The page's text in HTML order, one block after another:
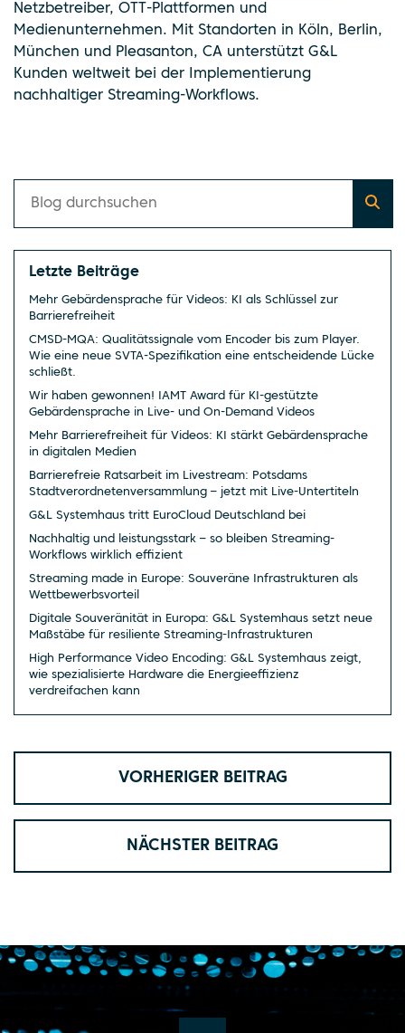
Netzbetreiber, OTT-Plattformen und
Medienunternehmen. Mit Standorten in Köln, Berlin,
München und Pleasanton, CA unterstützt G&L
Kunden weltweit bei der Implementierung
nachhaltiger Streaming-Workflows.
Letzte Beiträge
Mehr Gebärdensprache für Videos: KI als Schlüssel zur
Barrierefreiheit
CMSD-MQA: Qualitätssignale vom Encoder bis zum Player.
Wie eine neue SVTA-Spezifikation eine entscheidende Lücke
schließt.
Wir haben gewonnen! IAMT Award für KI-gestützte
Gebärdensprache in Live- und On-Demand Videos
Mehr Barrierefreiheit für Videos: KI stärkt Gebärdensprache
in digitalen Medien
Barrierefreie Ratsarbeit im Livestream: Potsdams
Stadtverordnetenversammlung – jetzt mit Live-Untertiteln
G&L Systemhaus tritt EuroCloud Deutschland bei
Nachhaltig und leistungsstark – so bleiben Streaming-
Workflows wirklich effizient
Streaming made in Europe: Souveräne Infrastrukturen als
Wettbewerbsvorteil
Digitale Souveränität in Europa: G&L Systemhaus setzt neue
Maßstäbe für resiliente Streaming-Infrastrukturen
High Performance Video Encoding: G&L Systemhaus zeigt,
wie spezialisierte Hardware die Energieeffizienz
verdreifachen kann
VORHERIGER BEITRAG
NÄCHSTER BEITRAG